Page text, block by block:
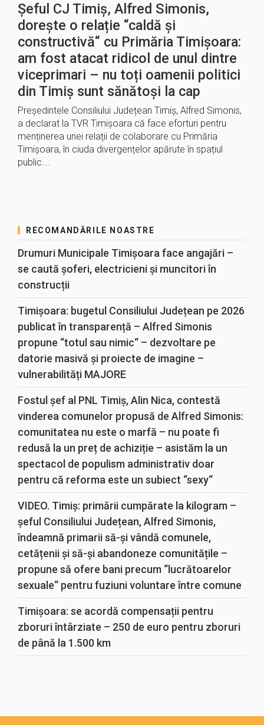
Șeful CJ Timiș, Alfred Simonis,
dorește o relație “caldă și
constructivă“ cu Primăria Timișoara:
am fost atacat ridicol de unul dintre
viceprimari – nu toți oamenii politici
din Timiș sunt sănătoși la cap
Președintele Consiliului Județean Timiș, Alfred Simonis,
a declarat la TVR Timișoara că face eforturi pentru
menținerea unei relații de colaborare cu Primăria
Timișoara, în ciuda divergențelor apărute în spațiul
public….
RECOMANDĂRILE NOASTRE
Drumuri Municipale Timișoara face angajări –
se caută șoferi, electricieni și muncitori în
construcții
Timișoara: bugetul Consiliului Județean pe 2026
publicat în transparență – Alfred Simonis
propune “totul sau nimic“ – dezvoltare pe
datorie masivă și proiecte de imagine –
vulnerabilități MAJORE
Fostul șef al PNL Timiș, Alin Nica, contestă
vinderea comunelor propusă de Alfred Simonis:
comunitatea nu este o marfă – nu poate fi
redusă la un preț de achiziție – asistăm la un
spectacol de populism administrativ doar
pentru că reforma este un subiect “sexy“
VIDEO. Timiș: primării cumpărate la kilogram –
șeful Consiliului Județean, Alfred Simonis,
îndeamnă primarii să-și vândă comunele,
cetățenii și să-și abandoneze comunitățile –
propune să ofere bani precum “lucrătoarelor
sexuale“ pentru fuziuni voluntare între comune
Timișoara: se acordă compensații pentru
zboruri întârziate – 250 de euro pentru zboruri
de până la 1.500 km